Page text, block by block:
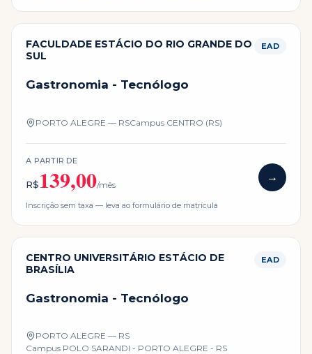
FACULDADE ESTÁCIO DO RIO GRANDE DO
SUL
EAD
Gastronomia - Tecnólogo
PORTO ALEGRE — RSCampus CENTRO (RS)
A PARTIR DE
R$139,00/mês
→
Inscrição sem taxa — leva ao formulário de matrícula
CENTRO UNIVERSITÁRIO ESTÁCIO DE
BRASÍLIA
EAD
Gastronomia - Tecnólogo
PORTO ALEGRE — RS
Campus POLO SARANDI - PORTO ALEGRE - RS